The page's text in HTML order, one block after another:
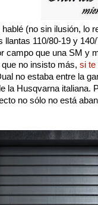
(no sin ilusión, lo
llantas 110/80-19 y
campo que una SM y
no insisto más, si te
no estaba entre la
la Husqvarna italiana.
no sólo no está